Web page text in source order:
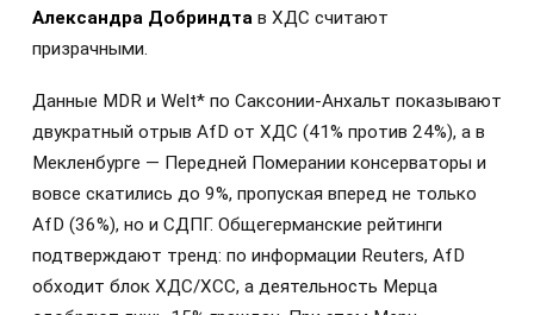
Александра Добриндта в ХДС считают
призрачными.
Данные MDR и Welt* по Саксонии-Анхальт показывают
двукратный отрыв AfD от ХДС (41% против 24%), а в
Мекленбурге — Передней Померании консерваторы и
вовсе скатились до 9%, пропуская вперед не только
AfD (36%), но и СДПГ. Общегерманские рейтинги
подтверждают тренд: по информации Reuters, AfD
обходит блок ХДС/ХСС, а деятельность Мерца